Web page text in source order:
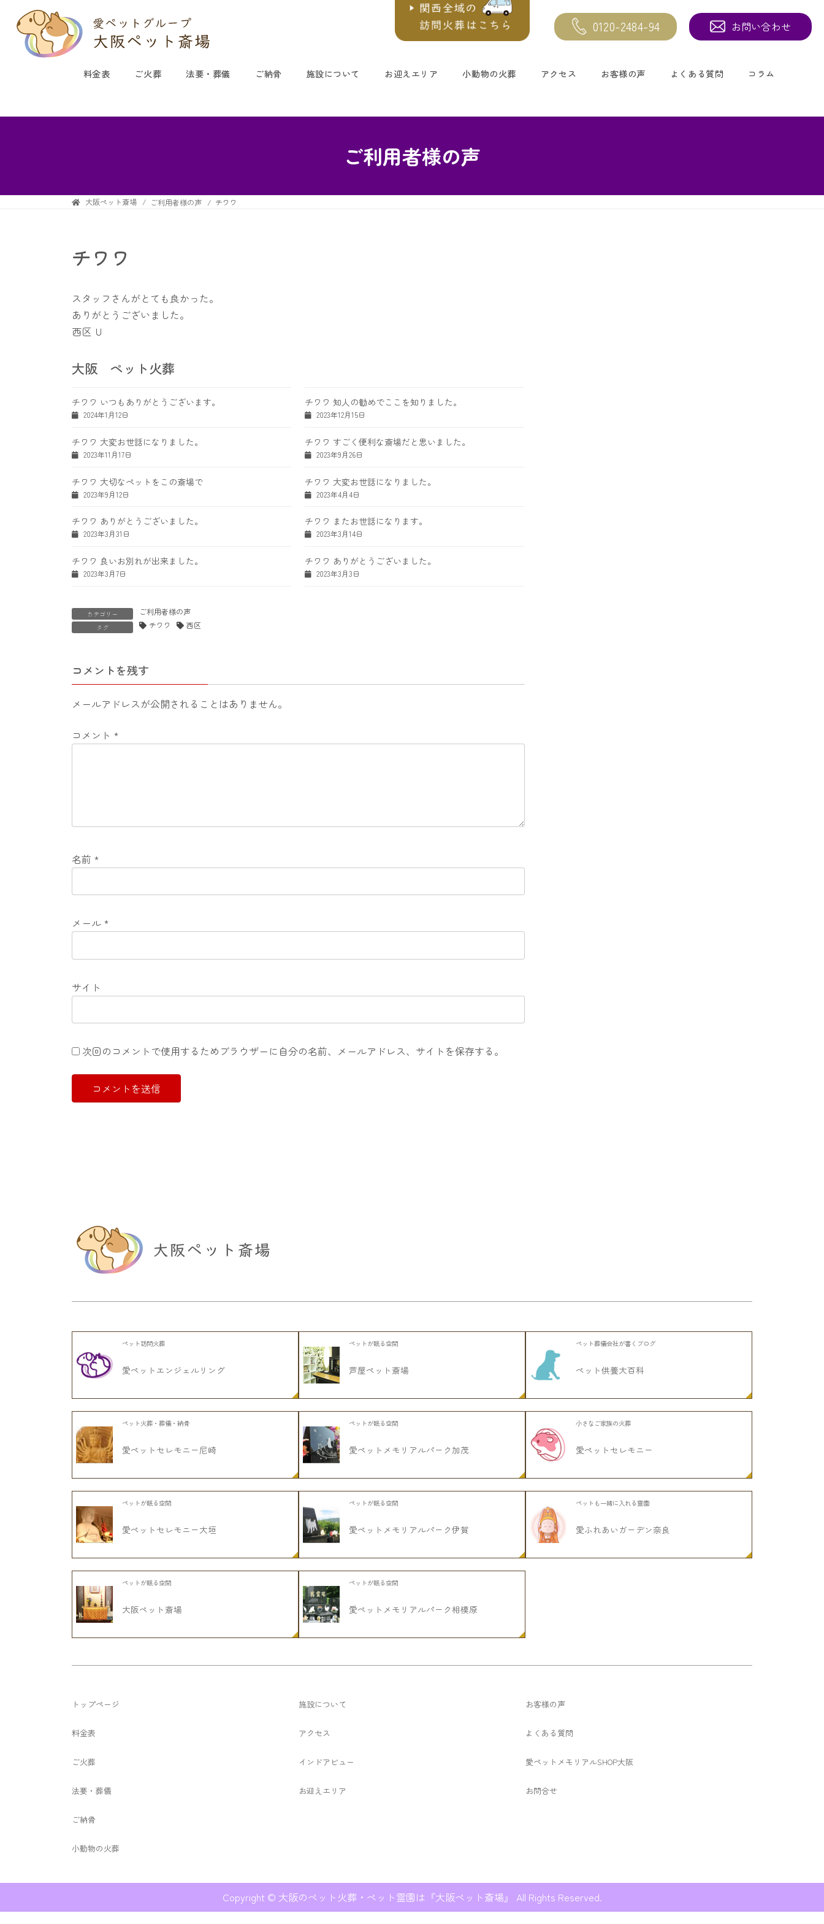
0120-2484-94 お問い合わせ
料金表 ご火葬 法要・葬儀 ご納骨 施設について お迎えエリア 小動物の火葬 アクセス お客様の声 よくある質問 コラム
ご利用者様の声
大阪ペット斎場 ご利用者様の声 チワワ
チワワ
スタッフさんがとても良かった。
ありがとうございました。
西区 Ｕ
大阪 ペット火葬
チワワ いつもありがとうございます。
2024年1月12日
チワワ 知人の勧めでここを知りました。
2023年12月15日
チワワ 大変お世話になりました。
2023年11月17日
チワワ すごく便利な斎場だと思いました。
2023年9月26日
チワワ 大切なペットをこの斎場で
2023年9月12日
チワワ 大変お世話になりました。
2023年4月4日
チワワ ありがとうございました。
2023年3月31日
チワワ またお世話になります。
2023年3月14日
チワワ 良いお別れが出来ました。
2023年3月7日
チワワ ありがとうございました。
2023年3月3日
カテゴリー ご利用者様の声
タグ チワワ 西区
コメントを残す
メールアドレスが公開されることはありません。
コメント *
名前 *
メール *
サイト
次回のコメントで使用するためブラウザーに自分の名前、メールアドレス、サイトを保存する。
ペット訪問火葬
愛ペットエンジェルリング
ペット火葬・葬儀・納骨
愛ペットセレモニー尼崎
ペットが眠る空間
愛ペットセレモニー大垣
ペットが眠る空間
大阪ペット斎場
ペットが眠る空間
芦屋ペット斎場
ペットが眠る空間
愛ペットメモリアルパーク加茂
ペットが眠る空間
愛ペットメモリアルパーク伊賀
ペットが眠る空間
愛ペットメモリアルパーク相模原
ペット葬儀会社が書くブログ
ペット供養大百科
小さなご家族の火葬
愛ペットセレモニー
ペットも一緒に入れる霊園
愛ふれあいガーデン奈良
トップページ
料金表
ご火葬
法要・葬儀
ご納骨
小動物の火葬
施設について
アクセス
インドアビュー
お迎えエリア
お客様の声
よくある質問
愛ペットメモリアルSHOP大阪
お問合せ
Copyright © 大阪のペット火葬・ペット霊園は『大阪ペット斎場』 All Rights Reserved.